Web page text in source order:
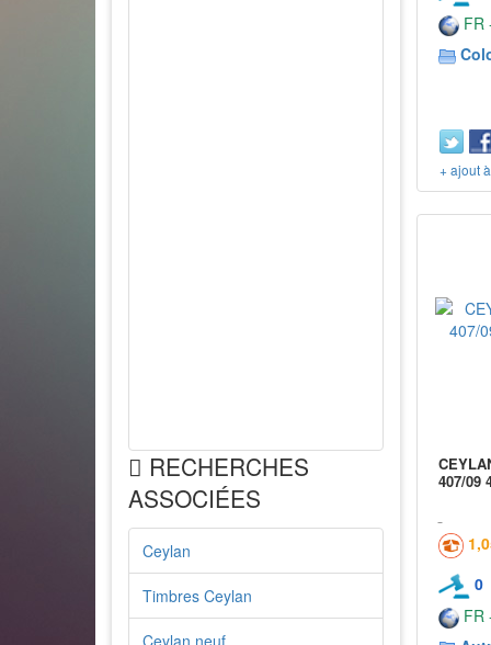
RECHERCHES
ASSOCIÉES
Ceylan
Timbres Ceylan
Ceylan neuf
FR
+ ajout
407/09
0
FR